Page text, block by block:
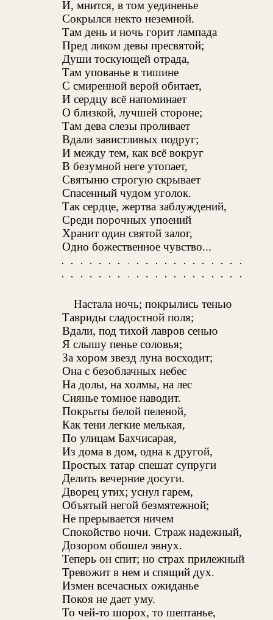
И, мнится, в том уединенье
Сокрылся некто неземной.
Там день и ночь горит лампада
Пред ликом девы пресвятой;
Души тоскующей отрада,
Там упованье в тишине
С смиренной верой обитает,
И сердцу всё напоминает
О близкой, лучшей стороне;
Там дева слезы проливает
Вдали завистливых подруг;
И между тем, как всё вокруг
В безумной неге утопает,
Святыню строгую скрывает
Спасенный чудом уголок.
Так сердце, жертва заблуждений,
Среди порочных упоений
Хранит один святой залог,
Одно божественное чувство...
Настала ночь; покрылись тенью
Тавриды сладостной поля;
Вдали, под тихой лавров сенью
Я слышу пенье соловья;
За хором звезд луна восходит;
Она с безоблачных небес
На долы, на холмы, на лес
Сиянье томное наводит.
Покрыты белой пеленой,
Как тени легкие мелькая,
По улицам Бахчисарая,
Из дома в дом, одна к другой,
Простых татар спешат супруги
Делить вечерние досуги.
Дворец утих; уснул гарем,
Объятый негой безмятежной;
Не прерывается ничем
Спокойство ночи. Страж надежный,
Дозором обошел эвнух.
Теперь он спит; но страх прилежный
Тревожит в нем и спящий дух.
Измен всечасных ожиданье
Покоя не дает уму.
То чей-то шорох, то шептанье,